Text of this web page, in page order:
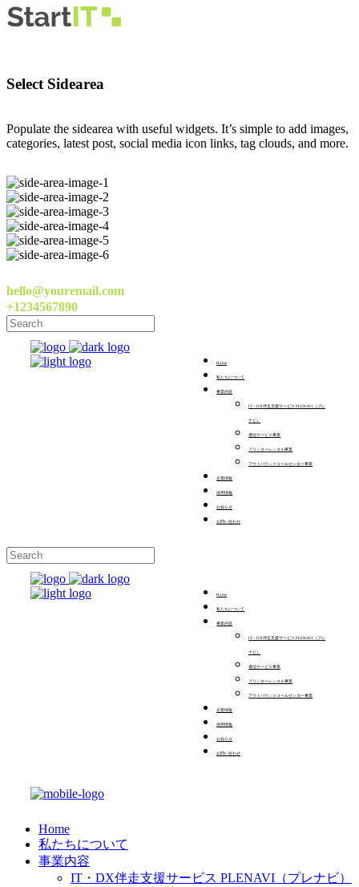
Select Sidearea
Populate the sidearea with useful widgets. It’s simple to add images,
categories, latest post, social media icon links, tag clouds, and more.
hello@youremail.com
+1234567890
Home
私たちについて
事業内容
IT・DX伴走支援サービス PLENAVI（プレ
ナビ）
通信サービス事業
プリンターレンタル事業
アウトバウンドコールセンター事業
企業情報
採用情報
お知らせ
お問い合わせ
Home
私たちについて
事業内容
IT・DX伴走支援サービス PLENAVI（プレ
ナビ）
通信サービス事業
プリンターレンタル事業
アウトバウンドコールセンター事業
企業情報
採用情報
お知らせ
お問い合わせ
Home
私たちについて
事業内容
IT・DX伴走支援サービス PLENAVI（プレナビ）